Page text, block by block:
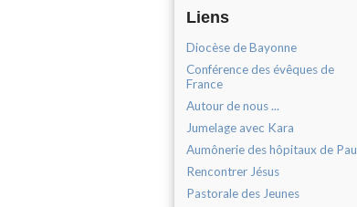
Liens
Diocèse de Bayonne
Conférence des évêques de
France
Autour de nous ...
Jumelage avec Kara
Aumônerie des hôpitaux de Pau
Rencontrer Jésus
Pastorale des Jeunes